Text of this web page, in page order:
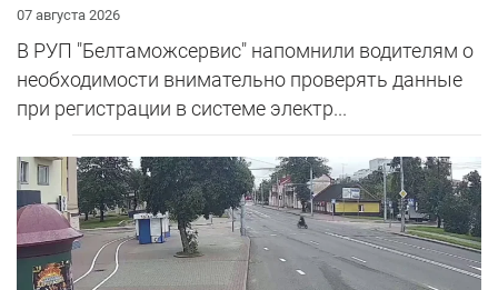
07 августа 2026
В РУП "Белтаможсервис" напомнили водителям о
необходимости внимательно проверять данные
при регистрации в системе электр...